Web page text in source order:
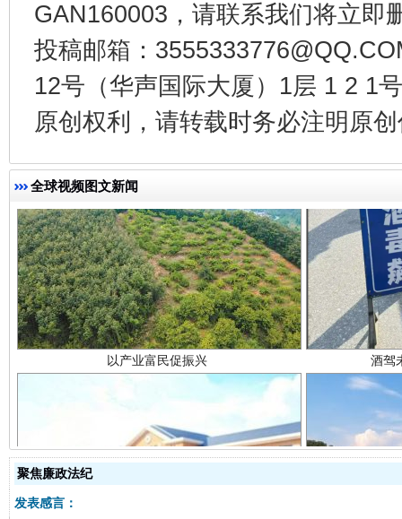
GAN160003，请联系我们将立即
投稿邮箱：
12号（华声国际大厦）1层 1 2 1
原创权利，请转载时务必注明原
全球视频图文新闻
一批国家标准开始实施
以产业富民促振兴 酒驾
聚焦廉政法纪
发表感言：